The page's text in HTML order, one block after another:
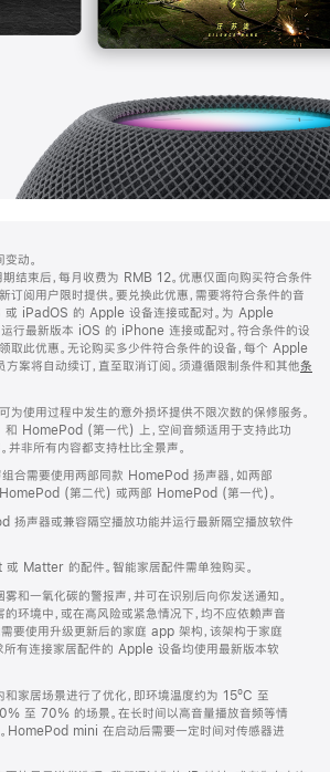
动。
结束后，每月收费为 RMB 12。优惠仅面向购买符合条件
阅用户限时提供。要兑换此优惠，需要将符合条件的音
或 iPadOS 的 Apple 设备连接或配对。为 Apple
行最新版本 iOS 的 iPhone 连接或配对。符合条件的设
取此优惠。无论购买多少件符合条件的设备，每个 Apple
方案将自动续订，直至取消订阅。须遵循限制条件和其他条
使用过程中发生的意外损坏提供不限次数的保修服务。
HomePod (第一代) 上，空间音频适用于支持此功
并非所有内容都支持杜比全景声。
合需要使用两部同款 HomePod 扬声器，如两部
(第二代) 或两部 HomePod (第一代)。
扬声器或兼容隔空播放功能并运行最新隔空播放软件
Matter 的配件。智能家居配件需单独购买。
和一氧化碳的警报声，并可在识别后向你发送通知。
环境中，或在高风险或紧急情况下，均不应依赖声音
要使用升级更新后的家庭 app 架构，该架构于家庭
所有连接家居配件的 Apple 设备均使用最新版本软
和家居场景进行了优化，即环境温度约为 15ºC 至
至 70% 的场景。在长时间以高音量播放音频等情
。HomePod mini 在启动后需要一定时间对传感器进